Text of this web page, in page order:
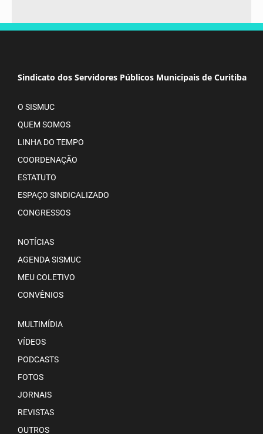
Sindicato dos Servidores Públicos Municipais de Curitiba
O SISMUC
QUEM SOMOS
LINHA DO TEMPO
COORDENAÇÃO
ESTATUTO
ESPAÇO SINDICALIZADO
CONGRESSOS
NOTÍCIAS
AGENDA SISMUC
MEU COLETIVO
CONVÊNIOS
MULTIMÍDIA
VÍDEOS
PODCASTS
FOTOS
JORNAIS
REVISTAS
OUTROS